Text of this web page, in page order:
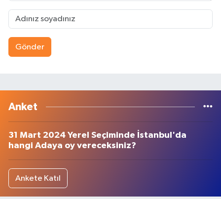
Gönder
Anket
31 Mart 2024 Yerel Seçiminde İstanbul'da
hangi Adaya oy vereceksiniz?
Ankete Katıl